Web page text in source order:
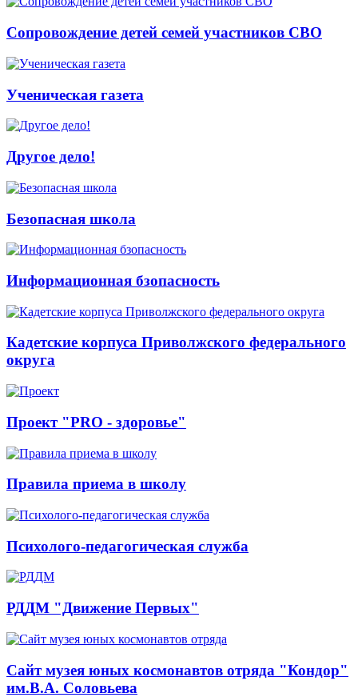
Сопровождение детей семей участников СВО
Ученическая газета
Другое дело!
Безопасная школа
Информационная бзопасность
Кадетские корпуса Приволжского федерального
округа
Проект "PRO - здоровье"
Правила приема в школу
Психолого-педагогическая служба
РДДМ "Движение Первых"
Сайт музея юных космонавтов отряда "Кондор"
им.В.А. Соловьева